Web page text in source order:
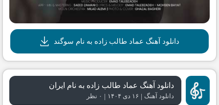
دانلود آهنگ عماد طالب زاده به نام سوگند
دانلود آهنگ عماد طالب زاده به نام ایران
دانلود آهنگ | ۱۶ دی ۱۴۰۴ | ۰ نظر